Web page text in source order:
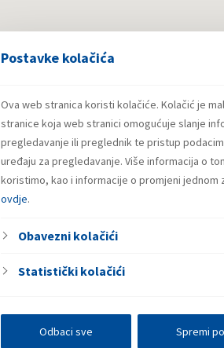
Postavke kolačića
Ova web stranica koristi kolačiće. Kolačić je
stranice koja web stranici omogućuje slanje
pregledavanje ili preglednik te pristup
uređaju za pregledavanje. Više informacija o
koristimo, kao i informacije o promjeni
ovdje.
Obavezni kolačići
Statistički kolačići
Odbaci sve Spremi